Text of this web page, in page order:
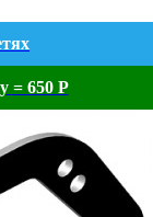
= 650 Р